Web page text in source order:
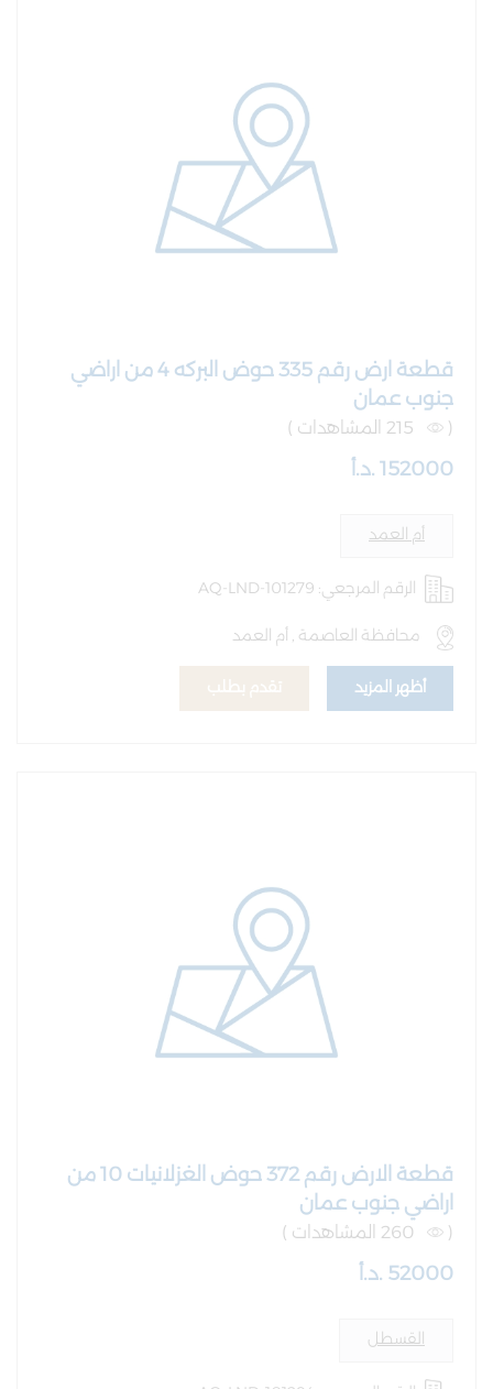
قطعة ارض رقم 335 حوض البركه 4 من اراضي
جنوب عمان
(
152000 .د.أ
أم العمد
الرقم المرجعي: AQ-LND-101279
محافظة العاصمة , أم العمد
أظهر المزيد
قطعة الارض رقم 372 حوض الغزلانيات 10 من
اراضي جنوب عمان
(
52000 .د.أ
القسطل